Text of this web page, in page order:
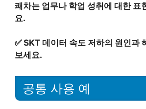
쾌차는 업무나 학업 성취에 대한 표
요.
✅SKT 데이터 속도 저하의 원인과
보세요.
공통 사용 예